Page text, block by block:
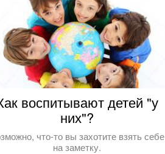
воспитывают детей "у
них"?
что-то вы захотите взять себе
на заметку.